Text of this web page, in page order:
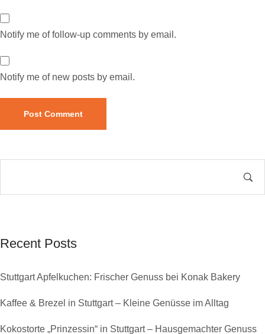
Notify me of follow-up comments by email.
Notify me of new posts by email.
Recent Posts
Stuttgart Apfelkuchen: Frischer Genuss bei Konak Bakery
Kaffee & Brezel in Stuttgart – Kleine Genüsse im Alltag
Kokostorte „Prinzessin“ in Stuttgart – Hausgemachter Genuss